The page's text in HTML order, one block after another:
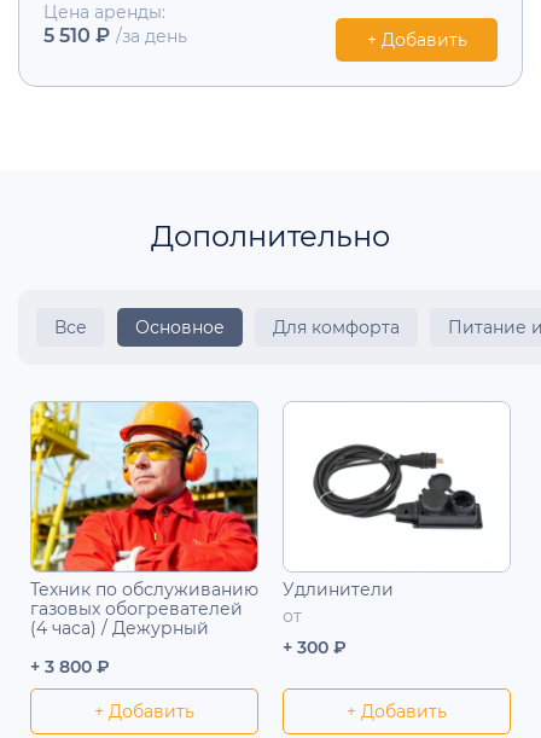
Цена аренды:
5 510 ₽ /за день + Добавить
Дополнительно
Все Основное Для комфорта Питание
Техник по обслуживанию
газовых обогревателей
(4 часа) / Дежурный
+ 3 800 ₽
+ Добавить
Удлинители
от
+ 300 ₽
+ Добавить